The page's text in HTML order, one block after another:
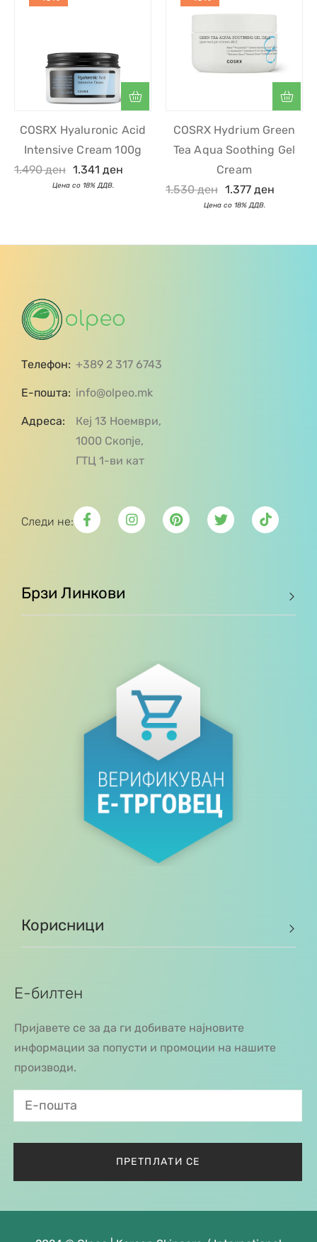
COSRX Hyaluronic Acid
Intensive Cream 100g
1.490ден 1.341 ден
COSRX Hydrium Green
Tea Aqua Soothing Gel
Cream
1.530ден 1.377 ден
Телефон: +389 2 317 6743
Е-пошта: info@olpeo.mk
Адреса:
Кеј 13 Ноември,
1000 Скопје,
ГТЦ 1-ви кат
Следи не:
Брзи Линкови
Корисници
Е-билтен
Пријавете се за да ги добивате најновите
информации за попусти и промоции на нашите
производи.